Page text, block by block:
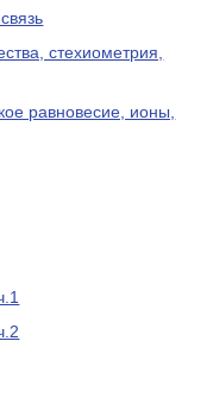
стехиометрия,
равновесие, ионы,